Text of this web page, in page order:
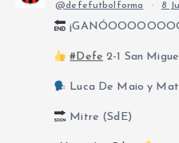
@defefutbolforma · 8 Jul
#Defe 2-1 San
Luca De Maio y
Mitre (SdE)